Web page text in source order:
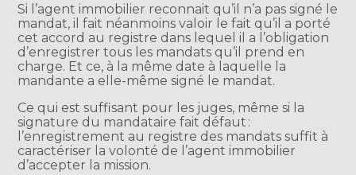
Si l’agent immobilier reconnait qu’il n’a pas signé le
mandat, il fait néanmoins valoir le fait qu’il a porté
cet accord au registre dans lequel il a l’obligation
d’enregistrer tous les mandats qu’il prend en
charge. Et ce, à la même date à laquelle la
mandante a elle-même signé le mandat.
Ce qui est suffisant pour les juges, même si la
signature du mandataire fait défaut :
l’enregistrement au registre des mandats suffit à
caractériser la volonté de l’agent immobilier
d’accepter la mission.